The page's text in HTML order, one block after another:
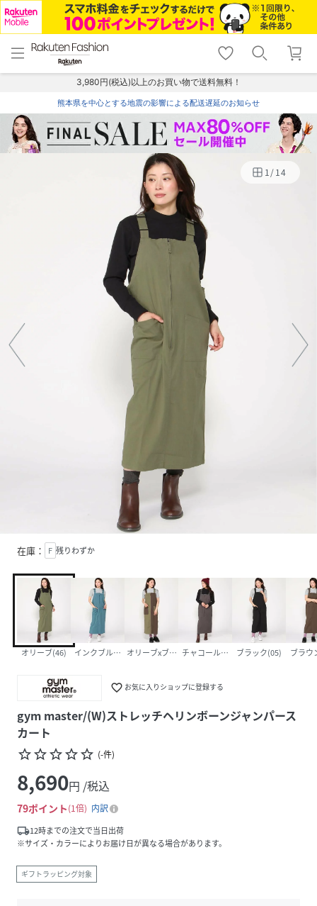
menu home
トップ
shopping_cart lock_outline
ログイン
3,980円(税込)以上のお買い物で送料無料！
熊本県を中心とする地震の影響による配送遅延のお知らせ
1/14
在庫： F 残りわずか
オリーブ(46) インクブルー(56)オリーブxブラウン(81)チャコールグレー(04)ブラック(05) ブラウ
favorite_border お気に入りショップに登録する
gym master/(W)ストレッチヘリンボーンジャンパース
カート
star_borderstar_borderstar_borderstar_borderstar_border (-件)
8,690円 /税込
79ポイント 1倍
内訳
local_shipping12時までの注文で当日出荷
※サイズ・カラーによりお届け日が異なる場合があります。
ギフトラッピング対象